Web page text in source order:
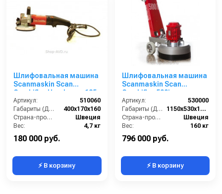
Шлифовальная машина
Scanmaskin Scan
Combiflex Handyman 125
Артикул:
510060
Габариты (ДхШхВ):
400х170х160
Страна-производитель:
Швеция
Вес:
4,7 кг
180 000 руб.
⚡ В корзину
Шлифовальная машина
Scanmaskin Scan
Combiflex 500i
Артикул:
530000
Габариты (ДхШхВ):
1150х530х1100
Страна-производитель:
Швеция
Вес:
160 кг
796 000 руб.
⚡ В корзину